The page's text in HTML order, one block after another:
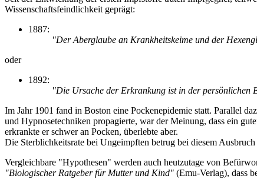
Wissenschaftsfeindlichkeit geprägt:
1887:
"Der Aberglaube an Krankheitskeime und der
oder
1892:
"Die Ursache der Erkrankung ist in der persönlichen
Im Jahr 1901 fand in Boston eine Pockenepidemie statt. Parallel
und Hypnosetechniken propagierte, war der Meinung, dass ein
erkrankte er schwer an Pocken, überlebte aber.
Die Sterblichkeitsrate bei Ungeimpften betrug bei diesem
Vergleichbare "Hypothesen" werden auch heutzutage von
"Biologischer Ratgeber für Mutter und Kind" (Emu-Verlag), dass